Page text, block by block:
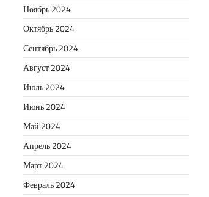
Ноябрь 2024
Октябрь 2024
Сентябрь 2024
Август 2024
Июль 2024
Июнь 2024
Май 2024
Апрель 2024
Март 2024
Февраль 2024